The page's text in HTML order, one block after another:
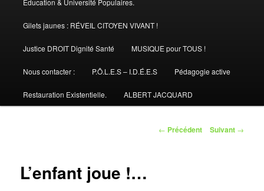
Gilets jaunes : RÉVEIL CITOYEN VIVANT !
Justice DROIT Dignité Santé MUSIQUE pour TOUS !
Nous contacter : P.Ô.L.E.S – I.D.É.E.S Pédagogie active
Restauration Existentielle. ALBERT JACQUARD
Navigation
← Précédent Suivant →
L’enfant joue !…